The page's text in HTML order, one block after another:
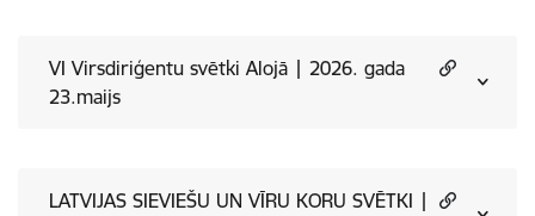
VI Virsdiriģentu svētki Alojā | 2026. gada
23.maijs
LATVIJAS SIEVIEŠU UN VĪRU KORU SVĒTKI |